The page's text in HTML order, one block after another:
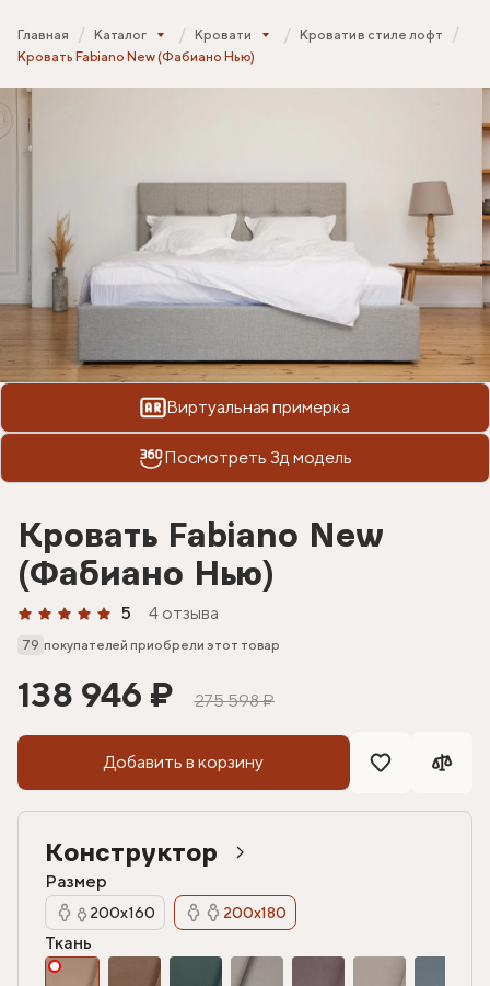
Главная Каталог Кровати
Кровати в стиле лофт
Кровать Fabiano New (Фабиано Нью)
Виртуальная примерка
Посмотреть 3д модель
Кровать Fabiano New
(Фабиано Нью)
5 4 отзыва
79 покупателей приобрели этот товар
138 946 ₽ 275 598 ₽
Добавить в корзину
Конструктор
Размер
200х160 200х180
Ткань